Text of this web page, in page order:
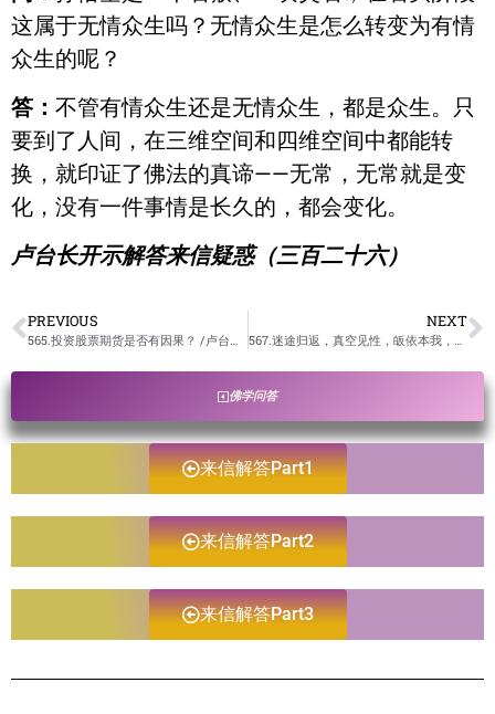
这属于无情众生吗？无情众生是怎么转变为有情
众生的呢？
答： 不管有情众生还是无情众生，都是众生。只
要到了人间，在三维空间和四维空间中都能转
换，就印证了佛法的真谛——无常，无常就是变
化，没有一件事情是长久的，都会变化。
卢台长开示解答来信疑惑（三百二十六）
PREVIOUS NEXT
佛学问答
来信解答Part1
来信解答Part2
来信解答Part3